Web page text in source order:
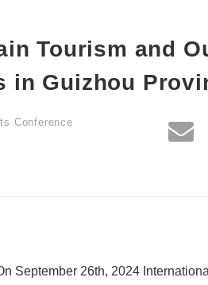
Tourism and
in Guizhou
Conference
September 26th, 2024